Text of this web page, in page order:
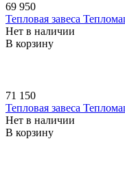
69 950
Тепловая завеса
Нет в наличии
В корзину
71 150
Тепловая завеса
Нет в наличии
В корзину